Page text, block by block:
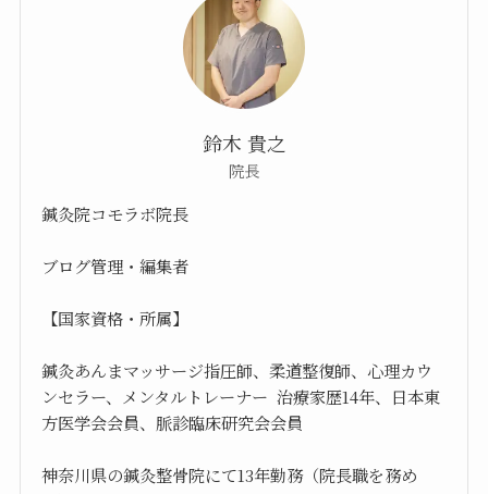
鈴木 貴之
院長
鍼灸院コモラボ院長
ブログ管理・編集者
【国家資格・所属】
鍼灸あんまマッサージ指圧師、柔道整復師、心理カウ
ンセラー、メンタルトレーナー 治療家歴14年、日本東
方医学会会員、脈診臨床研究会会員
神奈川県の鍼灸整骨院にて13年勤務（院長職を務め